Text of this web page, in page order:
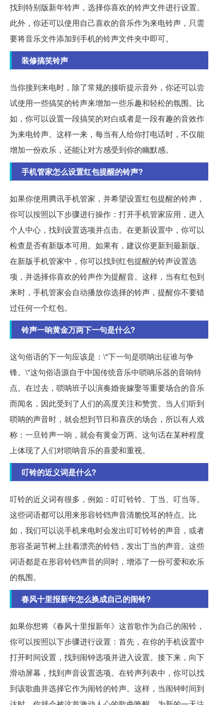
找到特别版新年铃声，选择你喜欢的铃声文件进行设置。
此外，你还可以使用自己喜欢的音乐作为来电铃声，只需
要将音乐文件添加到手机的铃声文件夹中即可。
装修搞笑铃声
当你接到来电时，除了常规的接听提示音外，你还可以尝
试使用一些搞笑的铃声来增加一些乐趣和轻松的氛围。比
如，你可以设置一段搞笑的对白或者是一段有趣的音效作
为来电铃声。这样一来，每当有人给你打电话时，不仅能
增加一份欢乐，还能让对方感受到你的幽默感。
手机管家怎么设置红包提醒的铃声?
如果你使用腾讯手机管家，并希望设置红包提醒的铃声，
你可以按照以下步骤进行操作：打开手机管家应用，进入
个人中心，找到设置选项并点击。在更新设置中，你可以
检查是否有新版本可用。如果有，建议你更新到最新版。
在新版手机管家中，你可以找到红包提醒的铃声设置选
项，并选择你喜欢的铃声作为提醒音。这样，当有红包到
来时，手机管家会自动播放你选择的铃声，提醒你不要错
过任何一个红包。
铃声一响黄金万两下一句是什么?
这句俗语的下一句应该是：\"下一句是唢呐出征谁与争
锋。\"这句俗语源自于中国传统音乐中唢呐乐器的音响特
点。在过去，唢呐班子以演奏婚丧嫁娶等重要场合的音乐
而闻名，因此受到了人们的高度关注和赞赏。当人们听到
唢呐的声音时，就会想到节日和喜庆的场合，所以有人戏
称：一旦铃声一响，就会有黄金万两。这句话在某种程度
上体现了人们对唢呐音乐的喜爱和重视。
叮铃的近义词是什么?
叮铃的近义词有很多，例如：叮叮铃铃、丁当、叮当等。
这些词语都可以用来形容铃铛声音清脆悦耳的特点。比
如，我们可以说手机来电时会发出叮叮铃铃的声音，或者
形容圣诞节树上挂着漂亮的铃铛，发出丁当的声音。这些
词语都是在形容铃铛声音的同时，增添了一份可爱和欢乐
的氛围。
春风十里报新年怎么换成自己的闹铃?
如果你想将《春风十里报新年》这首歌作为自己的闹铃，
你可以按照以下步骤进行设置：首先，在你的手机设置中
打开时间设置，找到闹钟选项并进入设置。接下来，向下
滑动屏幕，找到声音设置选项。在铃声列表中，你可以找
到该歌曲并选择它作为闹铃的铃声。这样，当闹钟时间到